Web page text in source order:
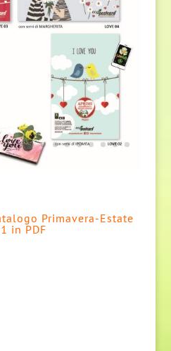
Primavera-Estate
in PDF